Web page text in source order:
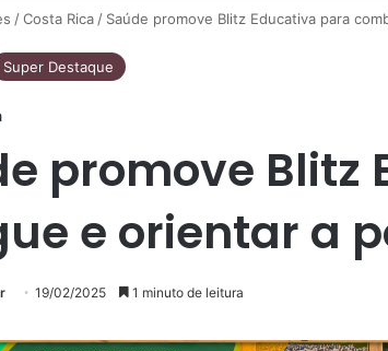
/Costa Rica / Saúde promove Blitz Educativa para
Super Destaque
promove
e orientar a
19/02/2025 1 minuto de leitura